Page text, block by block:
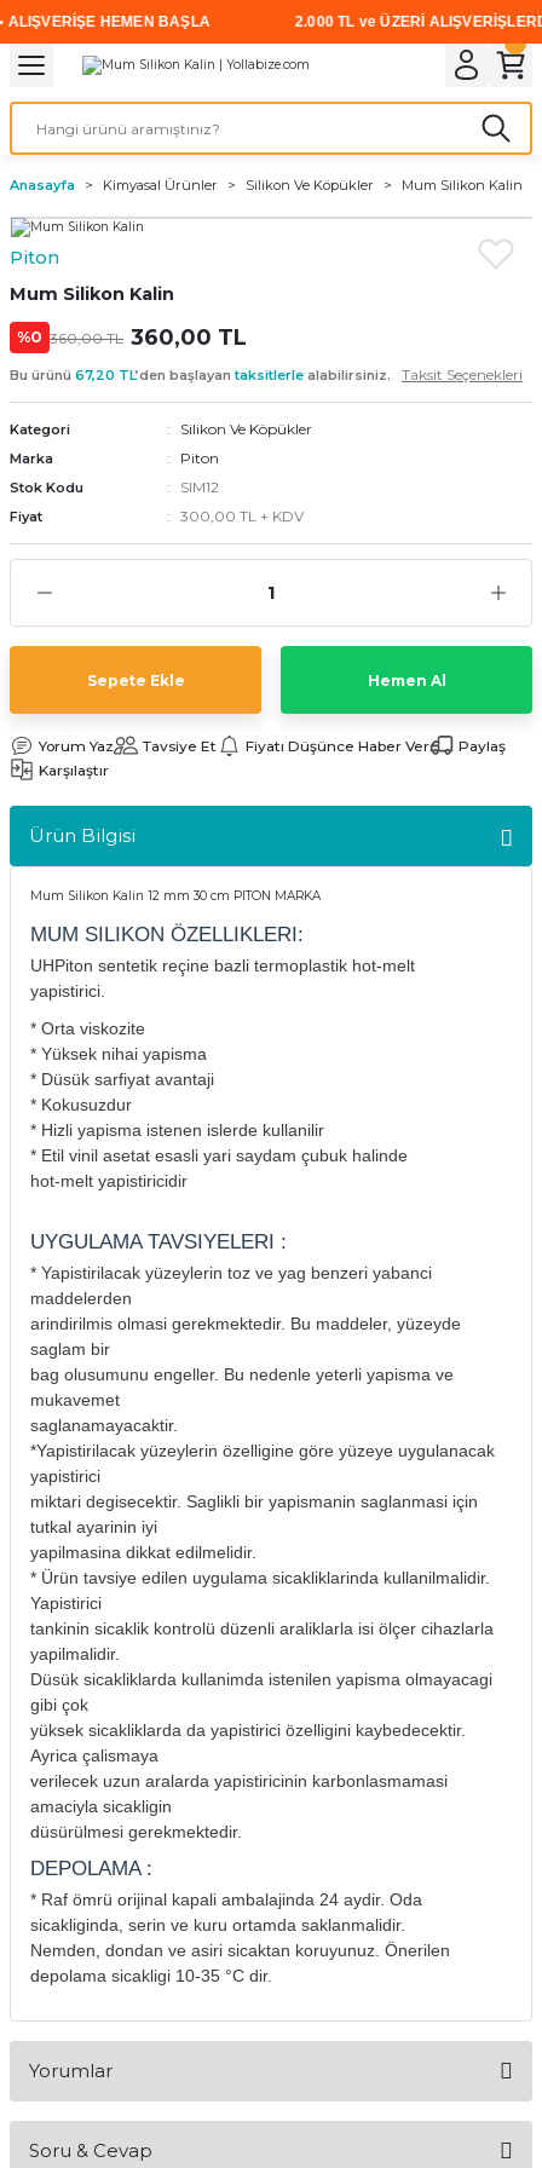
HEMEN BAŞLA 2.000 TL ve ÜZERİ ALIŞVERİŞLERDE
Geri Dön
Geri Dön
Geri Dön
Akıllı Vidalar
Sunta Vidası
Geri Dön
Geri Dön
Akülü Vidalamalar
Elektrikli Matkaplar
Gaz Armatürleri
Mıknatıslar
Geri Dön
Geri Dön
Cırt Zımparalar
Anasayfa
Kimyasal Ürünler Silikon Ve Köpükler Mum Silikon Kalin
Piton
Mum Silikon Kalin
%0 360,00 TL 360,00 TL
Bu ürünü 67,20 TL’den başlayantaksitlerle alabilirsiniz. Taksit Seçenekleri
Kategori Silikon Ve Köpükler
Marka Piton
Stok Kodu SIM12
Fiyat 300,00 TL + KDV
Sepete Ekle Hemen Al
Yorum Yaz Tavsiye Et Fiyatı Düşünce Haber Ver
Paylaş
Karşılaştır
Ürün Bilgisi
Mum Silikon Kalin 12 mm 30 cm PITON MARKA
MUM SILIKON ÖZELLIKLERI:
UHPiton sentetik reçine bazli termoplastik hot-melt
yapistirici.
* Orta viskozite
* Yüksek nihai yapisma
* Düsük sarfiyat avantaji
* Kokusuzdur
* Hizli yapisma istenen islerde kullanilir
* Etil vinil asetat esasli yari saydam çubuk halinde
hot-melt yapistiricidir
UYGULAMA TAVSIYELERI :
* Yapistirilacak yüzeylerin toz ve yag benzeri yabanci
maddelerden
arindirilmis olmasi gerekmektedir. Bu maddeler, yüzeyde
saglam bir
bag olusumunu engeller. Bu nedenle yeterli yapisma ve
mukavemet
saglanamayacaktir.
*Yapistirilacak yüzeylerin özelligine göre yüzeye uygulanacak
yapistirici
miktari degisecektir. Saglikli bir yapismanin saglanmasi için
tutkal ayarinin iyi
yapilmasina dikkat edilmelidir.
* Ürün tavsiye edilen uygulama sicakliklarinda kullanilmalidir.
Yapistirici
tankinin sicaklik kontrolü düzenli araliklarla isi ölçer cihazlarla
yapilmalidir.
Düsük sicakliklarda kullanimda istenilen yapisma olmayacagi
gibi çok
yüksek sicakliklarda da yapistirici özelligini kaybedecektir.
Ayrica çalismaya
verilecek uzun aralarda yapistiricinin karbonlasmamasi
amaciyla sicakligin
düsürülmesi gerekmektedir.
DEPOLAMA :
* Raf ömrü orijinal kapali ambalajinda 24 aydir. Oda
sicakliginda, serin ve kuru ortamda saklanmalidir.
Nemden, dondan ve asiri sicaktan koruyunuz. Önerilen
depolama sicakligi 10-35 °C dir.
Yorumlar
Soru & Cevap